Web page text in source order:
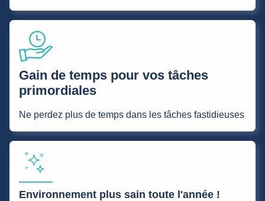
Gain de temps pour vos tâches
primordiales
Ne perdez plus de temps dans les tâches fastidieuses
Environnement plus sain toute l'année !